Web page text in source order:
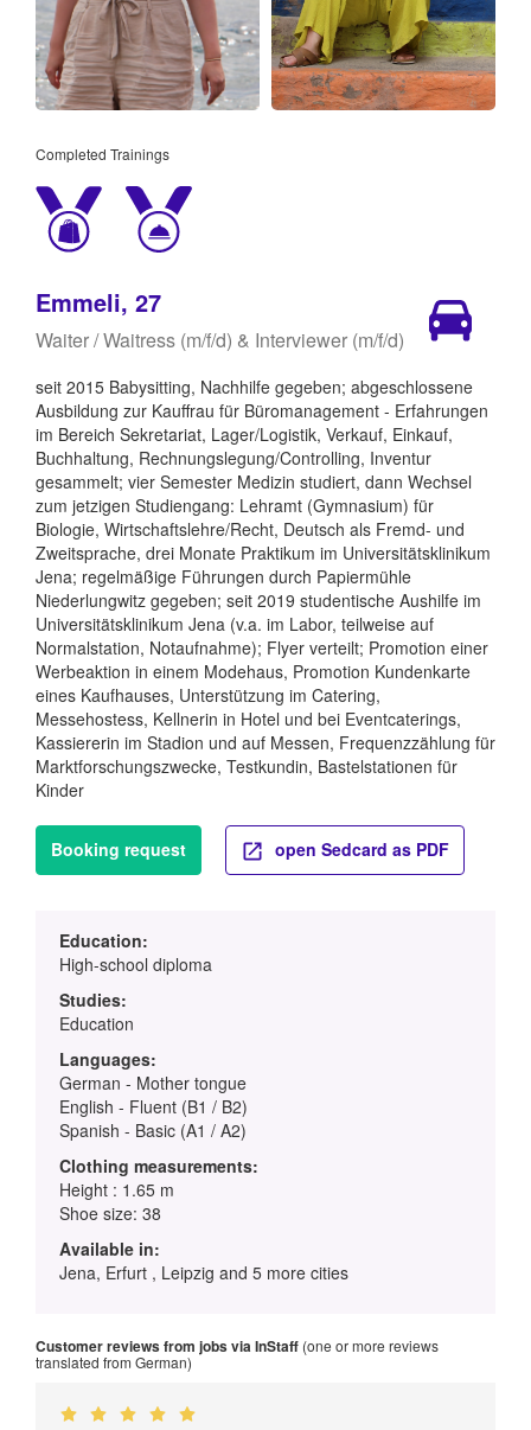
Completed Trainings
Emmeli, 27
Waiter / Waitress (m/f/d) & Interviewer (m/f/d)
seit 2015 Babysitting, Nachhilfe gegeben; abgeschlossene
Ausbildung zur Kauffrau für Büromanagement - Erfahrungen
im Bereich Sekretariat, Lager/Logistik, Verkauf, Einkauf,
Buchhaltung, Rechnungslegung/Controlling, Inventur
gesammelt; vier Semester Medizin studiert, dann Wechsel
zum jetzigen Studiengang: Lehramt (Gymnasium) für
Biologie, Wirtschaftslehre/Recht, Deutsch als Fremd- und
Zweitsprache, drei Monate Praktikum im Universitätsklinikum
Jena; regelmäßige Führungen durch Papiermühle
Niederlungwitz gegeben; seit 2019 studentische Aushilfe im
Universitätsklinikum Jena (v.a. im Labor, teilweise auf
Normalstation, Notaufnahme); Flyer verteilt; Promotion einer
Werbeaktion in einem Modehaus, Promotion Kundenkarte
eines Kaufhauses, Unterstützung im Catering,
Messehostess, Kellnerin in Hotel und bei Eventcaterings,
Kassiererin im Stadion und auf Messen, Frequenzzählung für
Marktforschungszwecke, Testkundin, Bastelstationen für
Kinder
Booking request open Sedcard as PDF
Education:
High-school diploma
Studies:
Education
Languages:
German - Mother tongue
English - Fluent (B1 / B2)
Spanish - Basic (A1 / A2)
Clothing measurements:
Height : 1.65 m
Shoe size: 38
Available in:
Jena, Erfurt , Leipzig and 5 more cities
Customer reviews from jobs via InStaff (one or more reviews
translated from German)